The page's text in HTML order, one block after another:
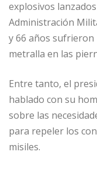
explosivos
Administración
y 66 años sufrieron
metralla en las
Entre tanto, el
hablado con su
sobre las
para repeler los
misiles.